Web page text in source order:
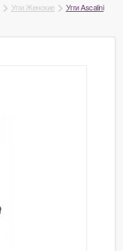
Угги Женские Угги Ascalini